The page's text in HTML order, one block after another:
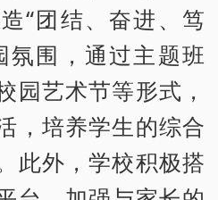
“团结、奋进、笃
氛围，通过主题班
园艺术节等形式，
，培养学生的综合
此外，学校积极搭